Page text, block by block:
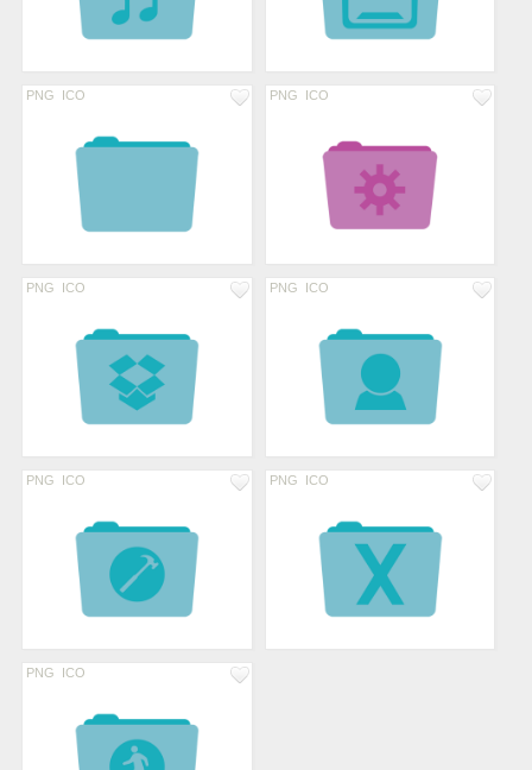
PNG ICO PNG ICO
PNG ICO PNG ICO
PNG ICO PNG ICO
PNG ICO